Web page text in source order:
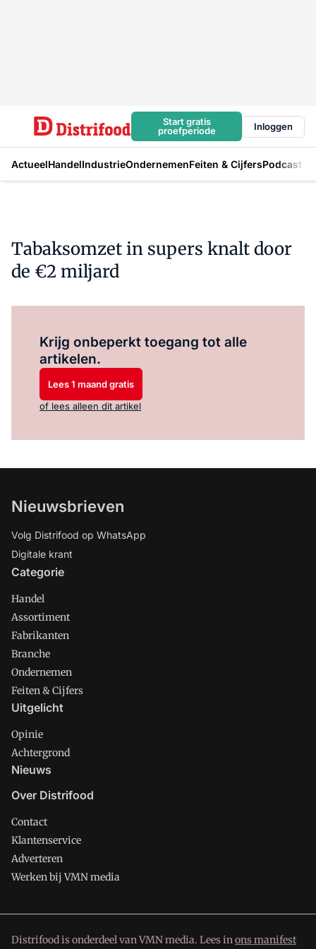
Start gratis
proefperiode
Inloggen
ActueelHandelIndustrieOndernemenFeiten & CijfersPodcast
Tabaksomzet in supers knalt door
de €2 miljard
Krijg onbeperkt toegang tot alle
artikelen.
Lees 1 maand gratis
of lees alleen dit artikel
Nieuwsbrieven
Volg Distrifood op WhatsApp
Digitale krant
Categorie
Handel
Assortiment
Fabrikanten
Branche
Ondernemen
Feiten & Cijfers
Uitgelicht
Opinie
Achtergrond
Nieuws
Over Distrifood
Contact
Klantenservice
Adverteren
Werken bij VMN media
Distrifood is onderdeel van VMN media. Lees inons manifest